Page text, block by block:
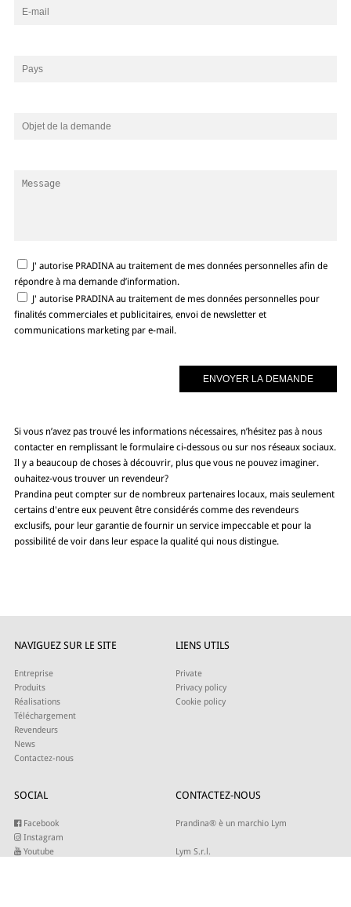
J' autorise PRADINA au traitement de mes données personnelles afin de
répondre à ma demande d’information.
J' autorise PRADINA au traitement de mes données personnelles pour
finalités commerciales et publicitaires, envoi de newsletter et
communications marketing par e-mail.
Si vous n’avez pas trouvé les informations nécessaires, n’hésitez pas à nous
contacter en remplissant le formulaire ci-dessous ou sur nos réseaux sociaux.
Il y a beaucoup de choses à découvrir, plus que vous ne pouvez imaginer.
ouhaitez-vous trouver un revendeur?
Prandina peut compter sur de nombreux partenaires locaux, mais seulement
certains d'entre eux peuvent être considérés comme des revendeurs
exclusifs, pour leur garantie de fournir un service impeccable et pour la
possibilité de voir dans leur espace la qualité qui nous distingue.
NAVIGUEZ SUR LE SITE
Entreprise
Produits
Réalisations
Téléchargement
Revendeurs
News
Contactez-nous
LIENS UTILS
Private
Privacy policy
Cookie policy
SOCIAL
Facebook
Instagram
Youtube
CONTACTEZ-NOUS
Prandina® è un marchio Lym
Lym S.r.l.